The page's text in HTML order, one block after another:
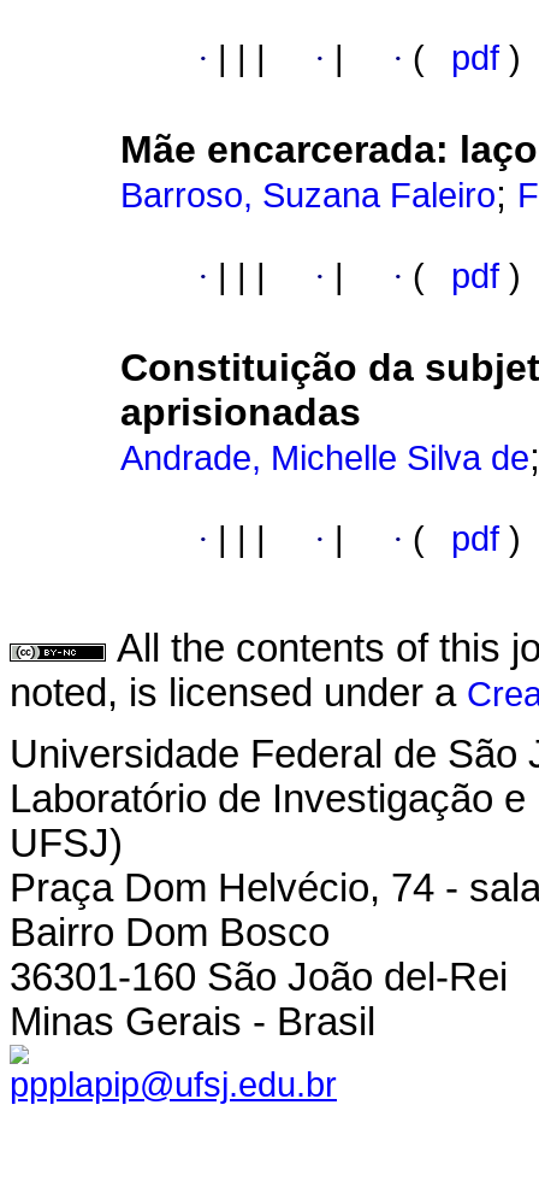
· · · ( pdf )
Mãe encarcerada:
Barroso, Suzana Faleiro;
· · · ( pdf )
Constituição da
aprisionadas
Andrade, Michelle Silva de
· · · ( pdf )
All the contents of this
noted, is licensed under a
Universidade Federal de São
Laboratório de Investigação
UFSJ)
Praça Dom Helvécio, 74 -
Bairro Dom Bosco
36301-160 São João del-Rei
Minas Gerais - Brasil
ppplapip@ufsj.edu.br